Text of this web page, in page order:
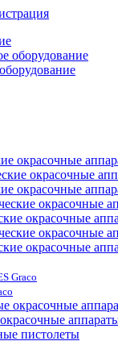
окрасочные
окрасочные
окрасочные
окрасочные
Graco